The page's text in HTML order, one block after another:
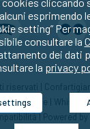
|
|Cookie
| Powered by
esprimendo
setting” Per
consultare la
dei dati
la privacy